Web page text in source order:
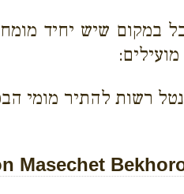
במקום שיש יחיד
רשות להתיר מומי
Masechet